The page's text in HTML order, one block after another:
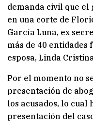
demanda civil que el
en una corte de
García Luna, ex
más de 40 entidades
esposa, Linda
Por el momento no
presentación de
los acusados, lo cual
presentación del